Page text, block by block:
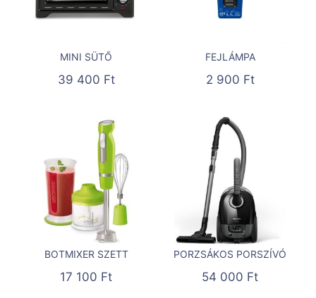
MINI SÜTŐ
39 400 Ft
FEJLÁMPA
2 900 Ft
BOTMIXER SZETT
17 100 Ft
PORZSÁKOS PORSZÍVÓ
54 000 Ft